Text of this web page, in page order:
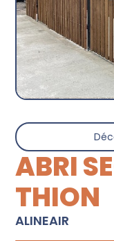
ABRI
THION
ALINEAIR